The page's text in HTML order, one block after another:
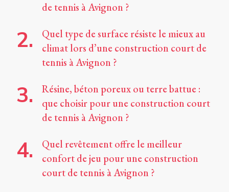
de tennis à Avignon ?
Quel type de surface résiste le mieux au
climat lors d’une construction court de
tennis à Avignon ?
Résine, béton poreux ou terre battue :
que choisir pour une construction court
de tennis à Avignon ?
Quel revêtement offre le meilleur
confort de jeu pour une construction
court de tennis à Avignon ?